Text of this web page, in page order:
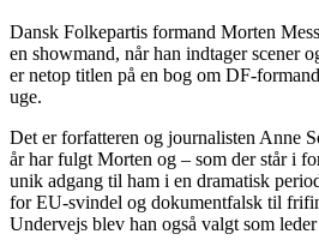
Dansk Folkepartis formand Morten
en showmand, når han indtager scener
er netop titlen på en bog om DF-
uge.
Det er forfatteren og journalisten Anne
år har fulgt Morten og – som der står i
unik adgang til ham i en dramatisk
for EU-svindel og dokumentfalsk til
Undervejs blev han også valgt som